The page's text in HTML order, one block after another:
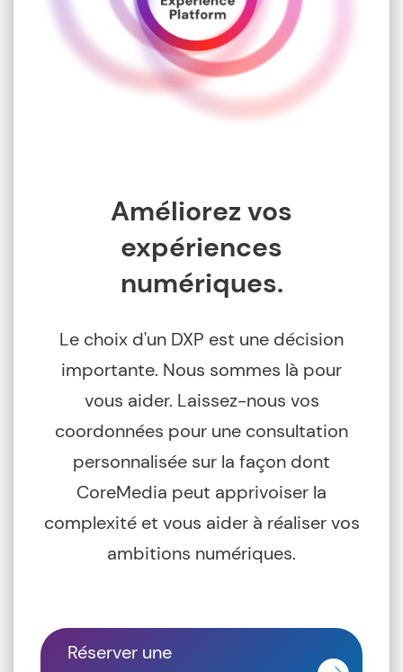
Améliorez vos
expériences
numériques.
Le choix d'un DXP est une décision
importante. Nous sommes là pour
vous aider. Laissez-nous vos
coordonnées pour une consultation
personnalisée sur la façon dont
CoreMedia peut apprivoiser la
complexité et vous aider à réaliser vos
ambitions numériques.
Réserver une